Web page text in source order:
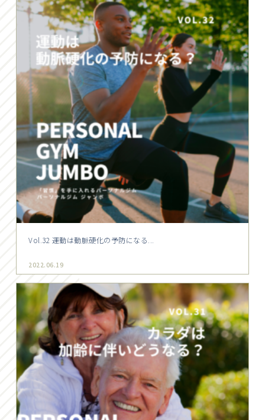
Vol.32 運動は動脈硬化の予防になる...
2022.06.19